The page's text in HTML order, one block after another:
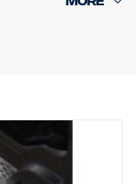
tehdasasenteiset